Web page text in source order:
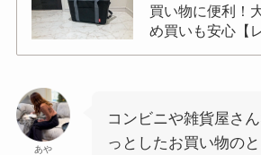
買い物に便利！
め買いも安心【
あや
コンビニや雑貨屋さ
っとしたお買い物の